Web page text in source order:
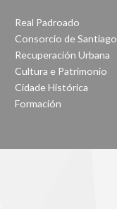
Real Padroado
Consorcio de Santiago
Recuperación Urbana
Cultura e Patrimonio
Cidade Histórica
Formación